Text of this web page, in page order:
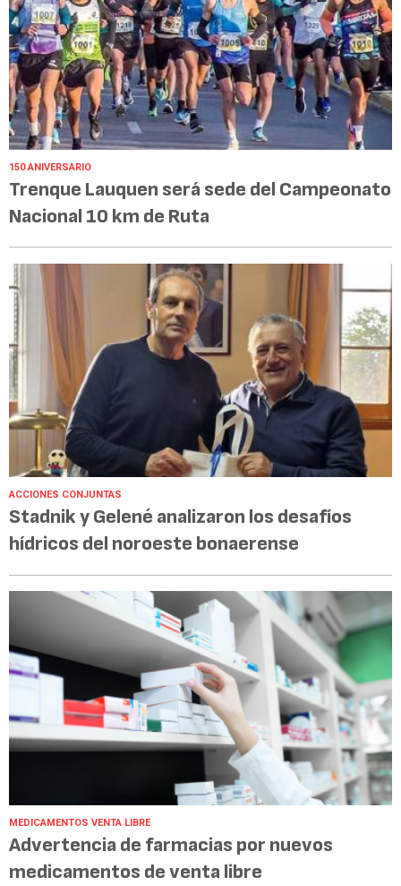
150 ANIVERSARIO
Trenque Lauquen será sede del Campeonato
Nacional 10 km de Ruta
ACCIONES CONJUNTAS
Stadnik y Gelené analizaron los desafíos
hídricos del noroeste bonaerense
MEDICAMENTOS VENTA LIBRE
Advertencia de farmacias por nuevos
medicamentos de venta libre